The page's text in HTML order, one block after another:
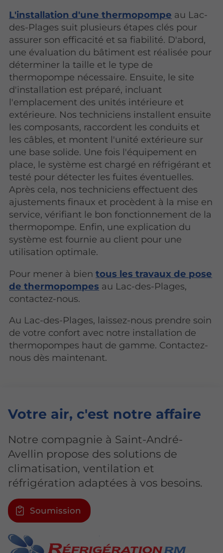
L'installation d'une thermopompe au Lac-
des-Plages suit plusieurs étapes clés pour
assurer son efficacité et sa fiabilité. D'abord,
une évaluation du bâtiment est réalisée pour
déterminer la taille et le type de
thermopompe nécessaire. Ensuite, le site
d'installation est préparé, incluant
l'emplacement des unités intérieure et
extérieure. Nos techniciens installent ensuite
les composants, raccordent les conduits et
les câbles, et montent l'unité extérieure sur
une base solide. Une fois l'équipement en
place, le système est chargé en réfrigérant et
testé pour détecter les fuites éventuelles.
Après cela, nos techniciens effectuent des
ajustements finaux et procèdent à la mise en
service, vérifiant le bon fonctionnement de la
thermopompe. Enfin, une explication du
système est fournie au client pour une
utilisation optimale.
Pour mener à bientous les travaux de pose
de thermopompes au Lac-des-Plages,
contactez-nous.
Au Lac-des-Plages, laissez-nous prendre soin
de votre confort avec notre installation de
thermopompes haut de gamme. Contactez-
nous dès maintenant.
Votre air, c'est notre affaire
Notre compagnie à Saint-André-
Avellin propose des solutions de
climatisation, ventilation et
réfrigération adaptées à vos besoins.
Soumission